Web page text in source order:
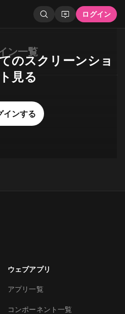
ログイン
ン一覧
のスクリーンショ
見る
インする
ウェブアプリ
アプリ一覧
コンポーネント一覧